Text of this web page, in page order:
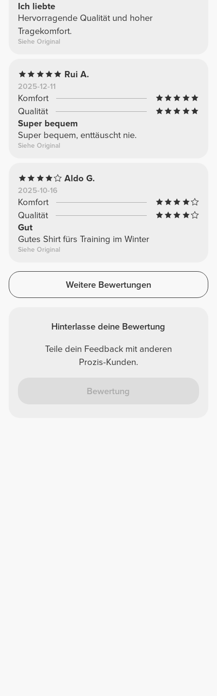
Ich liebte
Hervorragende Qualität und hoher
Tragekomfort.
Siehe Original
Rui A.
2025-12-11
Komfort
Qualität
Super bequem
Super bequem, enttäuscht nie.
Siehe Original
Aldo G.
2025-10-16
Komfort
Qualität
Gut
Gutes Shirt fürs Training im Winter
Siehe Original
Weitere Bewertungen
Hinterlasse deine Bewertung
Teile dein Feedback mit anderen
Prozis-Kunden.
Bewertung